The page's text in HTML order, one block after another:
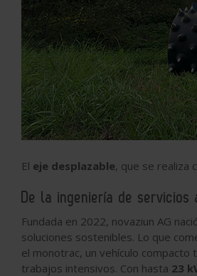
El eje desplazable, que se realiza
De la ingeniería de servicios
Fundada en 2022, novaziun AG
soluciones sostenibles. Lo que
el monotrac, un vehículo
trabajos intensivos. Con hasta 23